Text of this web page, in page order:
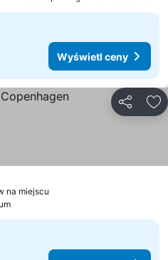
Wyświetl ceny
na miejscu